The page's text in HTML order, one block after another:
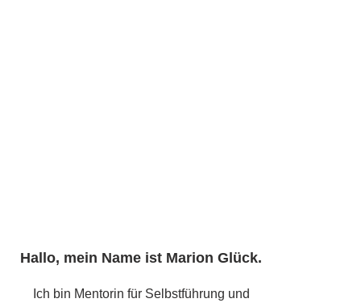
Hallo, mein Name ist Marion Glück.
Ich bin Mentorin für Selbstführung und